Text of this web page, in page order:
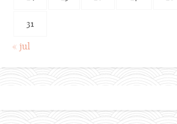
31
« jul